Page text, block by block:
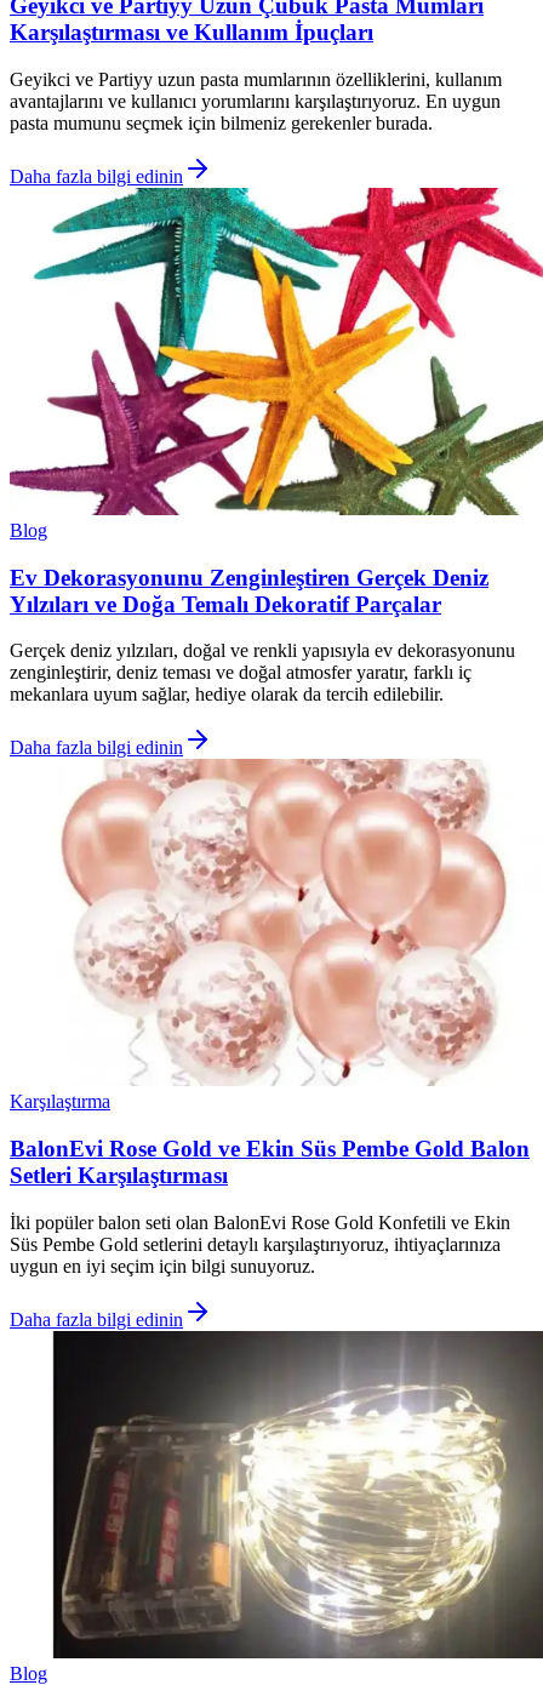
Geyikci ve Partiyy Uzun Çubuk Pasta Mumları
Karşılaştırması ve Kullanım İpuçları
Geyikci ve Partiyy uzun pasta mumlarının özelliklerini, kullanım
avantajlarını ve kullanıcı yorumlarını karşılaştırıyoruz. En uygun
pasta mumunu seçmek için bilmeniz gerekenler burada.
Daha fazla bilgi edinin
Blog
Ev Dekorasyonunu Zenginleştiren Gerçek Deniz
Yılzıları ve Doğa Temalı Dekoratif Parçalar
Gerçek deniz yılzıları, doğal ve renkli yapısıyla ev dekorasyonunu
zenginleştirir, deniz teması ve doğal atmosfer yaratır, farklı iç
mekanlara uyum sağlar, hediye olarak da tercih edilebilir.
Daha fazla bilgi edinin
Karşılaştırma
BalonEvi Rose Gold ve Ekin Süs Pembe Gold Balon
Setleri Karşılaştırması
İki popüler balon seti olan BalonEvi Rose Gold Konfetili ve Ekin
Süs Pembe Gold setlerini detaylı karşılaştırıyoruz, ihtiyaçlarınıza
uygun en iyi seçim için bilgi sunuyoruz.
Daha fazla bilgi edinin
Blog